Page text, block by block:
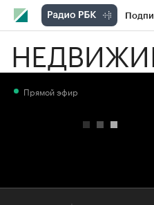
РБК
Прямой эфир